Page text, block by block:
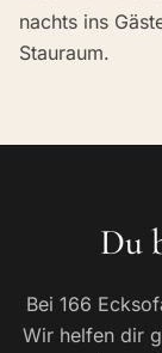
nachts ins
Stauraum.
Du
Bei 166
Wir helfen dir